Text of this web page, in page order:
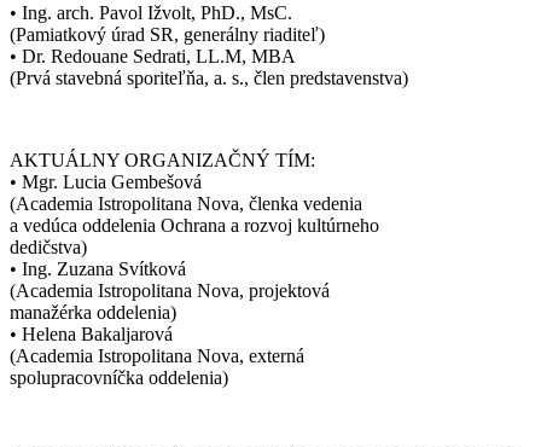
• Ing. arch. Pavol Ižvolt, PhD., MsC.
(Pamiatkový úrad SR, generálny riaditeľ)
• Dr. Redouane Sedrati, LL.M, MBA
(Prvá stavebná sporiteľňa, a. s., člen predstavenstva)
AKTUÁLNY ORGANIZAČNÝ TÍM:
• Mgr. Lucia Gembešová
(Academia Istropolitana Nova, členka vedenia
a vedúca oddelenia Ochrana a rozvoj kultúrneho
dedičstva)
• Ing. Zuzana Svítková
(Academia Istropolitana Nova, projektová
manažérka oddelenia)
• Helena Bakaljarová
(Academia Istropolitana Nova, externá
spolupracovníčka oddelenia)